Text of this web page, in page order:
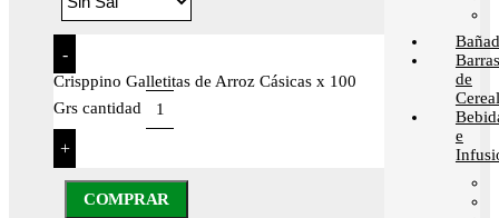
-
Crisppino Galletitas de Arroz Cásicas x 100
Grs cantidad
+
COMPRAR
Barras
de
e